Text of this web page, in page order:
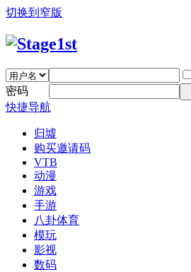
切换到窄版
密码
快捷导航
归墟
购买邀请码
VTB
动漫
游戏
手游
八卦体育
模玩
影视
数码